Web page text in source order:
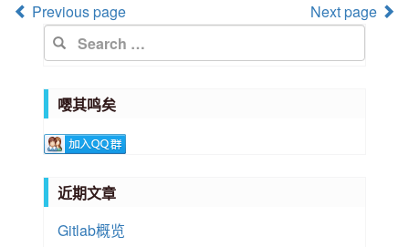
Post
navigation
Next page
Previous page
嘤其鸣矣
近期文章
Gitlab概览